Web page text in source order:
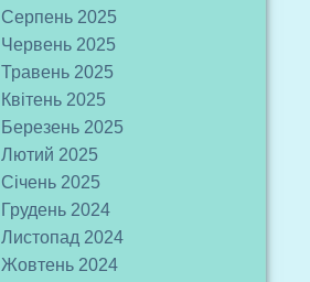
Серпень 2025
Червень 2025
Травень 2025
Квітень 2025
Березень 2025
Лютий 2025
Січень 2025
Грудень 2024
Листопад 2024
Жовтень 2024